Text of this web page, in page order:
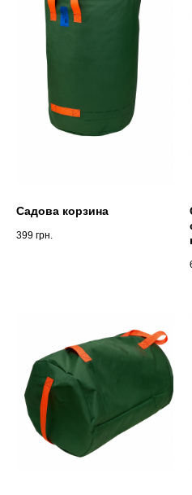
Садова корзина
399 грн.